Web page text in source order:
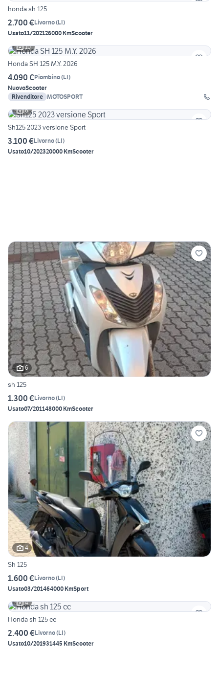
honda sh 125
2.700 €Livorno(LI)
Usato11/202126000 KmScooter
10
Honda SH 125 M.Y. 2026
4.090 €Piombino(LI)
NuovoScooter
Rivenditore MOTOSPORT
6
Sh125 2023 versione Sport
3.100 €Livorno(LI)
Usato10/202320000 KmScooter
6
sh 125
1.300 €Livorno(LI)
Usato07/201148000 KmScooter
4
Sh 125
1.600 €Livorno(LI)
Usato03/201464000 KmSport
4
Honda sh 125 cc
2.400 €Livorno(LI)
Usato10/201931445 KmScooter